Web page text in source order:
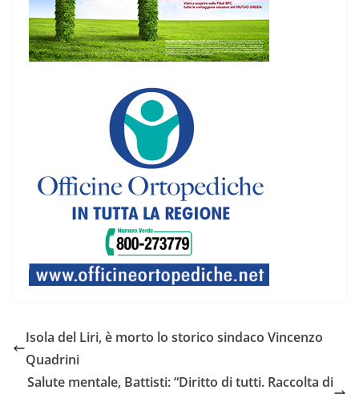
Isola del Liri, è morto lo storico sindaco Vincenzo
Quadrini
Salute mentale, Battisti: “Diritto di tutti. Raccolta di